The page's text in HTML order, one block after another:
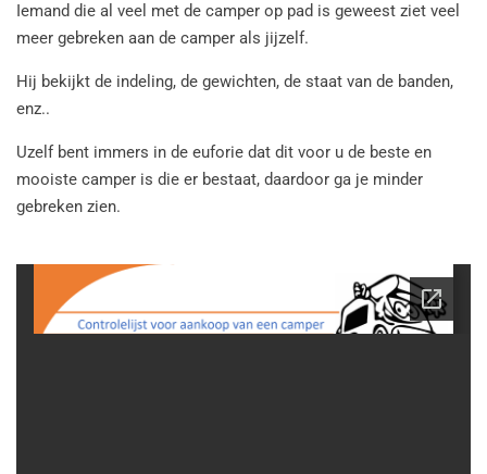
Iemand die al veel met de camper op pad is geweest ziet veel
meer gebreken aan de camper als jijzelf.
Hij bekijkt de indeling, de gewichten, de staat van de banden,
enz..
Uzelf bent immers in de euforie dat dit voor u de beste en
mooiste camper is die er bestaat, daardoor ga je minder
gebreken zien.